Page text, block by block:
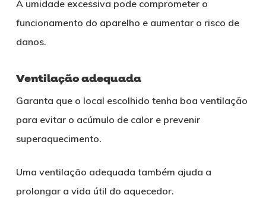
A umidade excessiva pode comprometer o
funcionamento do aparelho e aumentar o risco de
danos.
Ventilação adequada
Garanta que o local escolhido tenha boa ventilação
para evitar o acúmulo de calor e prevenir
superaquecimento.
Uma ventilação adequada também ajuda a
prolongar a vida útil do aquecedor.